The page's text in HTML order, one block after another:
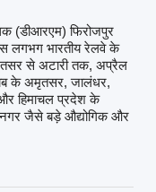
(डीआरएम) फिरोजपुर
लगभग भारतीय रेलवे के
से अटारी तक, अप्रैल
के अमृतसर, जालंधर,
हिमाचल प्रदेश के
नगर जैसे बड़े औद्योगिक और